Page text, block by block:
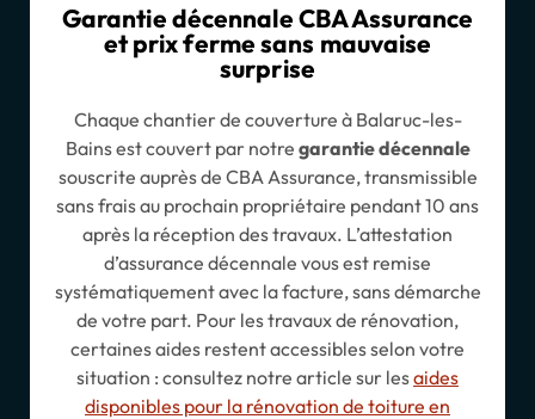
Garantie décennale CBA Assurance
et prix ferme sans mauvaise
surprise
Chaque chantier de couverture à Balaruc-les-
Bains est couvert par notre garantie décennale
souscrite auprès de CBA Assurance, transmissible
sans frais au prochain propriétaire pendant 10 ans
après la réception des travaux. L’attestation
d’assurance décennale vous est remise
systématiquement avec la facture, sans démarche
de votre part. Pour les travaux de rénovation,
certaines aides restent accessibles selon votre
situation : consultez notre article sur lesaides
disponibles pour la rénovation de toiture en